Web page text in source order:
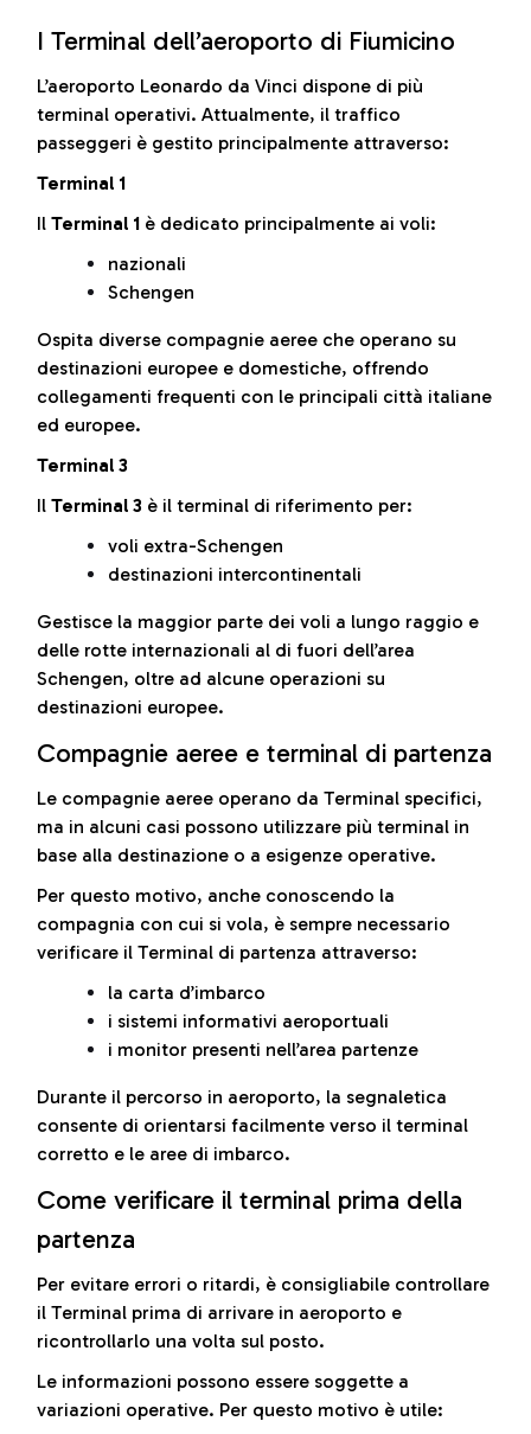
I Terminal dell’aeroporto di Fiumicino
L’aeroporto Leonardo da Vinci dispone di più
terminal operativi. Attualmente, il traffico
passeggeri è gestito principalmente attraverso:
Terminal 1
Il Terminal 1 è dedicato principalmente ai voli:
nazionali
Schengen
Ospita diverse compagnie aeree che operano su
destinazioni europee e domestiche, offrendo
collegamenti frequenti con le principali città italiane
ed europee.
Terminal 3
Il Terminal 3 è il terminal di riferimento per:
voli extra-Schengen
destinazioni intercontinentali
Gestisce la maggior parte dei voli a lungo raggio e
delle rotte internazionali al di fuori dell’area
Schengen, oltre ad alcune operazioni su
destinazioni europee.
Compagnie aeree e terminal di partenza
Le compagnie aeree operano da Terminal specifici,
ma in alcuni casi possono utilizzare più terminal in
base alla destinazione o a esigenze operative.
Per questo motivo, anche conoscendo la
compagnia con cui si vola, è sempre necessario
verificare il Terminal di partenza attraverso:
la carta d’imbarco
i sistemi informativi aeroportuali
i monitor presenti nell’area partenze
Durante il percorso in aeroporto, la segnaletica
consente di orientarsi facilmente verso il terminal
corretto e le aree di imbarco.
Come verificare il terminal prima della
partenza
Per evitare errori o ritardi, è consigliabile controllare
il Terminal prima di arrivare in aeroporto e
ricontrollarlo una volta sul posto.
Le informazioni possono essere soggette a
variazioni operative. Per questo motivo è utile: